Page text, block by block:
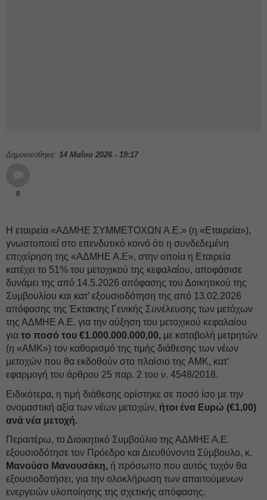
Δημοσιεύθηκε: 14 Μαΐου 2026 - 19:17
0
Η εταιρεία «ΑΔΜΗΕ ΣΥΜΜΕΤΟΧΩΝ Α.Ε.» (η «Εταιρεία»),
γνωστοποιεί στο επενδυτικό κοινό ότι η συνδεδεμένη
επιχείρηση της «ΑΔΜΗΕ Α.Ε», στην οποία η Εταιρεία
κατέχει το 51% του μετοχικού της κεφαλαίου, αποφάσισε
δυνάμει της από 14.5.2026 απόφασης του Δοικητικού της
Συμβουλίου και κατ’ εξουσιοδότηση της από 13.02.2026
απόφασης της Έκτακτης Γενικής Συνέλευσης των μετόχων
της ΑΔΜΗΕ Α.Ε. για την αύξηση του μετοχικού κεφαλαίου
για το ποσό του €1.000.000.000,00, με καταβολή μετρητών
(η «ΑΜΚ») τον καθορισμό της τιμής διάθεσης των νέων
μετοχών που θα εκδοθούν στο πλαίσιο της ΑΜΚ, κατ’
εφαρμογή του άρθρου 25 παρ. 2 του ν. 4548/2018.
Ειδικότερα, η τιμή διάθεσης ορίστηκε σε ποσό ίσο με την
ονομαστική αξία των νέων μετοχών, ήτοι ένα Ευρώ (€1,00)
ανά νέα μετοχή.
Περαιτέρω, το Διοικητικό Συμβούλιο της ΑΔΜΗΕ Α.Ε.
εξουσιοδότησε τον Πρόεδρο και Διευθύνοντα Σύμβουλο, κ.
Μανούσο Μανουσάκη, ή πρόσωπο που αυτός τυχόν θα
εξουσιοδοτήσει, για την ολοκλήρωση των απαιτούμενων
ενεργειών υλοποίησης της σχετικής απόφασης.